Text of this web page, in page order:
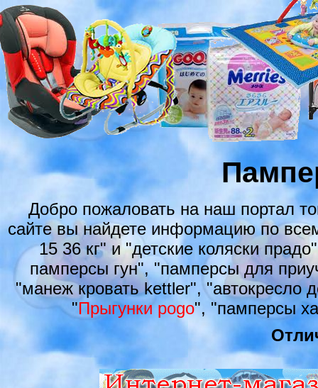
Добро пожаловать на наш портал
сайте вы найдете информацию по
15 36 кг" и "детские коляски
памперсы гун", "памперсы для
"манеж кровать kettler", "автокресло
"Прыгунки pogo", "памперсы